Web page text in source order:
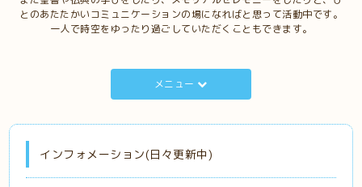
とのあたたかいコミュニケーションの場になればと思って活動中です。
一人で時空をゆったり過ごしていただくこともできます。
メニュー
インフォメーション(日々更新中)